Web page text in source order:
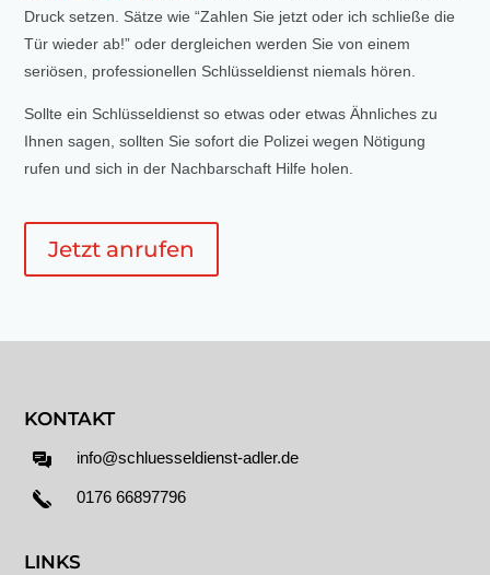
Druck setzen. Sätze wie “Zahlen Sie jetzt oder ich schließe die
Tür wieder ab!” oder dergleichen werden Sie von einem
seriösen, professionellen Schlüsseldienst niemals hören.
Sollte ein Schlüsseldienst so etwas oder etwas Ähnliches zu
Ihnen sagen, sollten Sie sofort die Polizei wegen Nötigung
rufen und sich in der Nachbarschaft Hilfe holen.
Jetzt anrufen
KONTAKT
info@schluesseldienst-adler.de
0176 66897796
LINKS